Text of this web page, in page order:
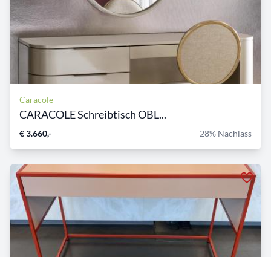
Caracole
CARACOLE Schreibtisch OBL...
€ 3.660,- 28% Nachlass